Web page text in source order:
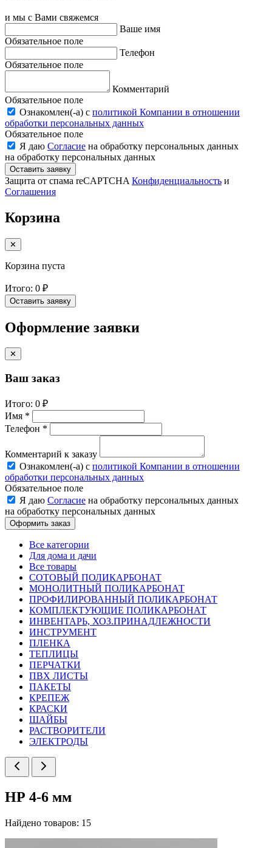
и мы с Вами свяжемся
Ваше имя
Обязательное поле
Телефон
Обязательное поле
Комментарий
Обязательное поле
Ознакомлен(-a) с политикой Компании в отношении
обработки персональных данных
Обязательное поле
Я даю Согласие на обработку персональных данных
на обработку персональных данных
Оставить заявку
Защита от спама reCAPTCHA Конфиденциальность и
Соглашения
Корзина
✕
Корзина пуста
Итого: 0 ₽
Оставить заявку
Оформление заявки
✕
Ваш заказ
Итого: 0 ₽
Имя *
Телефон *
Комментарий к заказу
Ознакомлен(-a) с политикой Компании в отношении
обработки персональных данных
Обязательное поле
Я даю Согласие на обработку персональных данных
на обработку персональных данных
Оформить заказ
Все категории
Для дома и дачи
Все товары
СОТОВЫЙ ПОЛИКАРБОНАТ
МОНОЛИТНЫЙ ПОЛИКАРБОНАТ
ПРОФИЛИРОВАННЫЙ ПОЛИКАРБОНАТ
КОМПЛЕКТУЮЩИЕ ПОЛИКАРБОНАТ
ИНВЕНТАРЬ, ХОЗ.ПРИНАДЛЕЖНОСТИ
ИНСТРУМЕНТ
ПЛЕНКА
ТЕПЛИЦЫ
ПЕРЧАТКИ
ПВХ ЛИСТЫ
ПАКЕТЫ
КРЕПЕЖ
КРАСКИ
ШАЙБЫ
РАСТВОРИТЕЛИ
ЭЛЕКТРОДЫ
НР 4-6 мм
Найдено товаров: 15